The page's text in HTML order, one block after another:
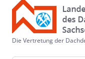
Die Vertretung der